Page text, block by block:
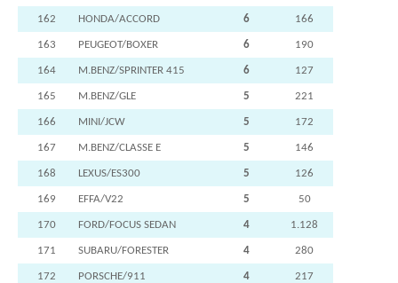
162 HONDA/ACCORD 6 166
163 PEUGEOT/BOXER 6 190
164 M.BENZ/SPRINTER 415 6 127
165 M.BENZ/GLE 5 221
166 MINI/JCW 5 172
167 M.BENZ/CLASSE E 5 146
168 LEXUS/ES300 5 126
169 EFFA/V22 5 50
170 FORD/FOCUS SEDAN 4 1.128
171 SUBARU/FORESTER 4 280
172 PORSCHE/911 4 217